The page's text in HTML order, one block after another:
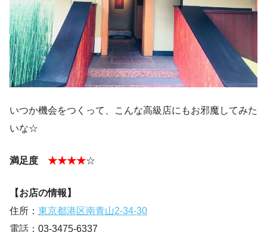
いつか機会をつくって、こんな高級店にもお邪魔してみた
いな☆
満足度 ★★★★☆
【お店の情報】
住所： 東京都港区南青山2-34-30
電話：03-3475-6337